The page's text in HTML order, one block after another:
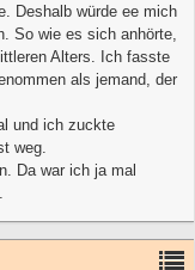
Deshalb würde ee mich
So wie es sich anhörte,
Alters. Ich fasste
als jemand, der
und ich zuckte
weg.
Da war ich ja mal